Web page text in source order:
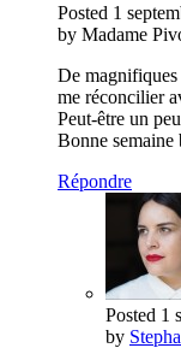
Posted 1
by Madame
De
me réconcilier
Peut-être un
Bonne semaine
Répondre
Posted 1
by